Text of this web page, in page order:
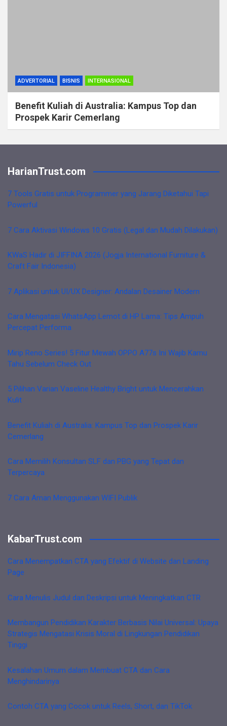
ADVERTORIAL BISNIS INTERNASIONAL
Benefit Kuliah di Australia: Kampus Top dan
Prospek Karir Cemerlang
HarianTrust.com
7 Tools Gratis untuk Programmer yang Jarang Diketahui Tapi
Powerful
7 Cara Aktivasi Windows 10 Gratis (Legal dan Mudah Dilakukan)
KWaS Hadir di JIFFINA 2026 (Jogja International Furniture &
Craft Fair Indonesia)
7 Aplikasi untuk UI/UX Designer: Andalan Desainer Modern
Cara Mengatasi WhatsApp Lemot di HP Lama: Tips Ampuh
Percepat Performa
Mirip Reno Series! 5 Fitur Mewah OPPO A77s Ini Wajib Kamu
Tahu Sebelum Check Out
5 Pilihan Varian Vaseline Healthy Bright untuk Mencerahkan
Kulit
Benefit Kuliah di Australia: Kampus Top dan Prospek Karir
Cemerlang
Cara Memilih Konsultan SLF dan PBG yang Tepat dan
Terpercaya
7 Cara Aman Menggunakan WIFI Publik
KabarTrust.com
Cara Menempatkan CTA yang Efektif di Website dan Landing
Page
Cara Menulis Judul dan Deskripsi untuk Meningkatkan CTR
Membangun Pendidikan Karakter Berbasis Nilai Universal: Upaya
Strategis Mengatasi Krisis Moral di Lingkungan Pendidikan
Tinggi
Kesalahan Umum dalam Membuat CTA dan Cara
Menghindarinya
Contoh CTA yang Cocok untuk Reels, Short, dan TikTok